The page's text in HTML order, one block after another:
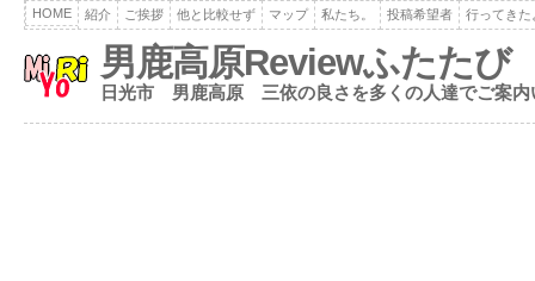
HOME 紹介 ご挨拶 他と比較せず マップ 私たち。 投稿希望者 行ってきた
男鹿高原Reviewふたたび
日光市 男鹿高原 三依の良さを多くの人達でご案